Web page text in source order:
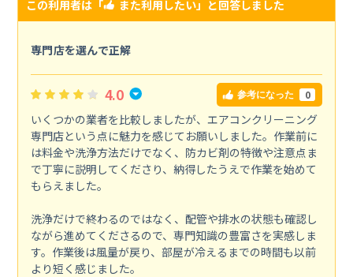
この利用者は「 また利用したい」と回答しました
専門店を選んで正解
4.0 参考になった 0
いくつかの業者を比較しましたが、エアコンクリーニング
専門店という点に魅力を感じてお願いしました。作業前に
は料金や洗浄方法だけでなく、防カビ剤の特徴や注意点ま
で丁寧に説明してくださり、納得したうえで作業を始めて
もらえました。
洗浄だけで終わるのではなく、配管や排水の状態も確認し
ながら進めてくださるので、専門知識の豊富さを実感しま
す。作業後は風量が戻り、部屋が冷えるまでの時間も以前
より短く感じました。